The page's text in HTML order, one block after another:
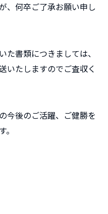
、何卒ご了承お願い申し
た書類につきましては、
いたしますのでご査収く
今後のご活躍、ご健勝を